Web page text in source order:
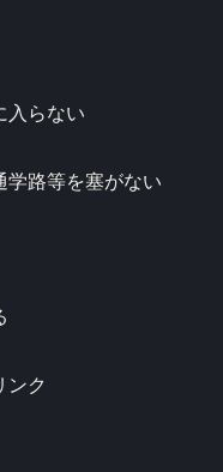
入らない
路等を塞がない
ンク